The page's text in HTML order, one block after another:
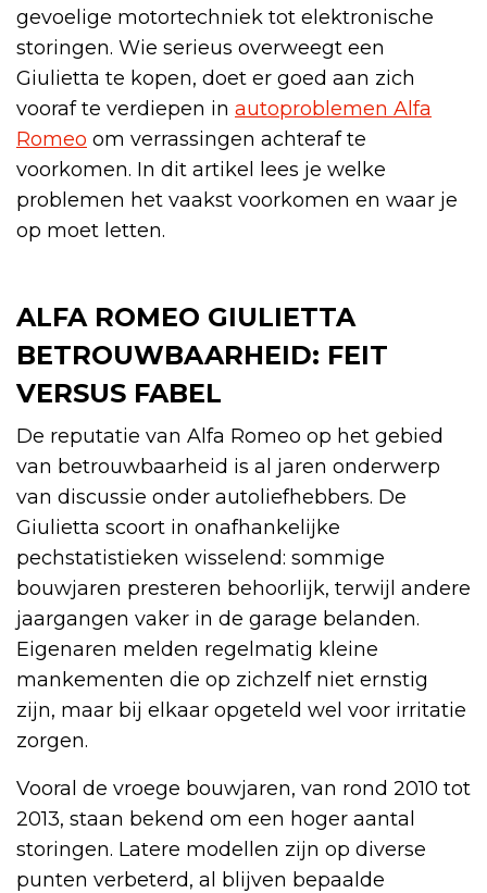
gevoelige motortechniek tot elektronische
storingen. Wie serieus overweegt een
Giulietta te kopen, doet er goed aan zich
vooraf te verdiepen in autoproblemen Alfa
Romeo om verrassingen achteraf te
voorkomen. In dit artikel lees je welke
problemen het vaakst voorkomen en waar je
op moet letten.
ALFA ROMEO GIULIETTA
BETROUWBAARHEID: FEIT
VERSUS FABEL
De reputatie van Alfa Romeo op het gebied
van betrouwbaarheid is al jaren onderwerp
van discussie onder autoliefhebbers. De
Giulietta scoort in onafhankelijke
pechstatistieken wisselend: sommige
bouwjaren presteren behoorlijk, terwijl andere
jaargangen vaker in de garage belanden.
Eigenaren melden regelmatig kleine
mankementen die op zichzelf niet ernstig
zijn, maar bij elkaar opgeteld wel voor irritatie
zorgen.
Vooral de vroege bouwjaren, van rond 2010 tot
2013, staan bekend om een hoger aantal
storingen. Latere modellen zijn op diverse
punten verbeterd, al blijven bepaalde